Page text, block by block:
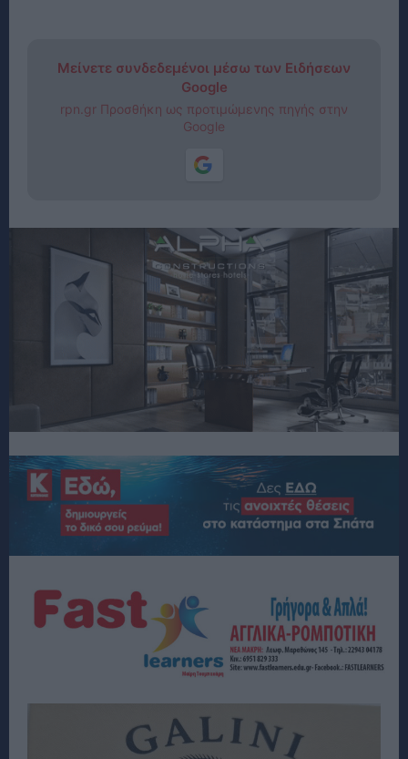
Μείνετε συνδεδεμένοι μέσω των Ειδήσεων
Google
rpn.gr Προσθήκη ως προτιμώμενης πηγής στην
Google